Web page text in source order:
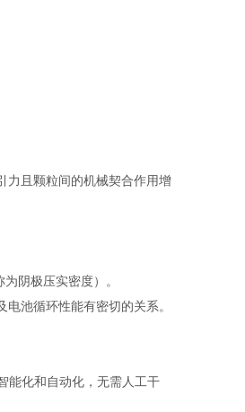
力且颗粒间的机械契合作用增
阴极压实密度）。
池循环性能有密切的关系。
能化和自动化，无需人工干